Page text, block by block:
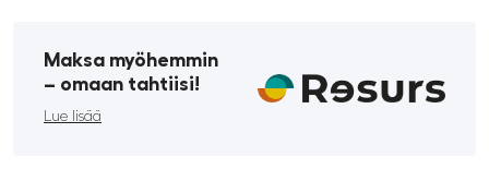
Maksa myöhemmin
­– omaan tahtiisi!
Lue lisää